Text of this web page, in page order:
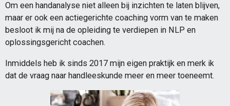
Om een handanalyse niet alleen bij inzichten te laten blijven,
maar er ook een actiegerichte coaching vorm van te maken
besloot ik mij na de opleiding te verdiepen in NLP en
oplossingsgericht coachen.
Inmiddels heb ik sinds 2017 mijn eigen praktijk en merk ik
dat de vraag naar handleeskunde meer en meer toeneemt.